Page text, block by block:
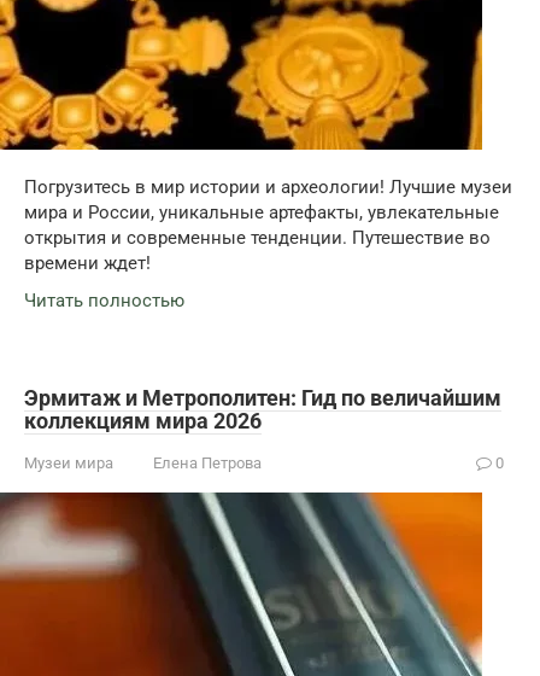
Погрузитесь в мир истории и археологии! Лучшие музеи
мира и России, уникальные артефакты, увлекательные
открытия и современные тенденции. Путешествие во
времени ждет!
Читать полностью
Эрмитаж и Метрополитен: Гид по величайшим
коллекциям мира 2026
Музеи мира Елена Петрова 0